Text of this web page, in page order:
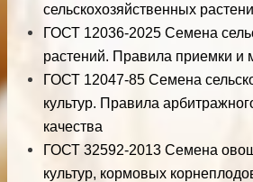
сельскохозяйственных
ГОСТ 12036-2025 Семена
растений. Правила приемки и
ГОСТ 12047-85 Семена
культур. Правила
качества
ГОСТ 32592-2013 Семена
культур, кормовых